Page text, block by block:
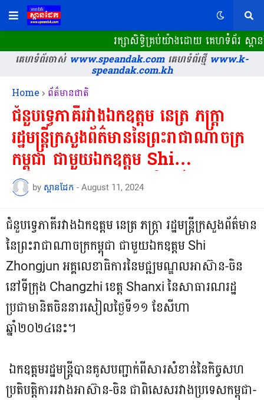
រក្សាសិទ្ធិគ្រប់យ៉ាងដោយ គេហទំព័រ ស្ពា
គេហទំព័រចាស់www.speandak.comគេហទំព័រថ្មីwww.k-
speandak.com.kh
Home ព័ត៌មានជាតិ
ជំនួបទ្វេភាគីរវាងឯកឧត្តម នេត្រ ភក្ត្រា
រដ្ឋមន្រ្តីក្រសួងព័ត៌មាននៃព្រះរាជាណាចក្រ
កម្ពុជា ជាមួយឯកឧត្តម Shi
Zhongjun អគ្គលេខាធិការនៃមជ្ឍ
មណ្ឌលអាស៊ាន-ចិន នៅទីក្រុង
Changzhi ខេត្ត Shanxi នៃ
សាធារណរដ្ឋប្រជាមានិតចិននារសៀល
ថ្ងៃទី១១ ខែសីហា ឆ្នាំ២០២៤ន...
by ស្ពានដែក - August 11, 2024
ជំនួបទ្វេភាគីរវាងឯកឧត្តម នេត្រ ភក្ត្រា រដ្ឋមន្រ្តីក្រសួងព័ត៌មាន
នៃព្រះរាជាណាចក្រកម្ពុជា ជាមួយឯកឧត្តម Shi
Zhongjun អគ្គលេខាធិការនៃមជ្ឍមណ្ឌលអាស៊ាន-ចិន
នៅទីក្រុង Changzhi ខេត្ត Shanxi នៃសាធារណរដ្ឋ
ប្រជាមានិតចិននារសៀលថ្ងៃទី១១ ខែសីហា
ឆ្នាំ២០២៤នេះ។
ឯកឧត្តមរដ្ឋមន្រ្តីបានគូសបញ្ជាក់ពីសារសំខាន់នៃកិច្ចសហ
ប្រតិបត្តិការរវាងអាស៊ាន-ចិន ជាពិសេសរវាងប្រទេសកម្ពុជា-